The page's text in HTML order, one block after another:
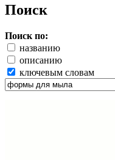
Поиск
Поиск по:
названию
описанию
ключевым словам